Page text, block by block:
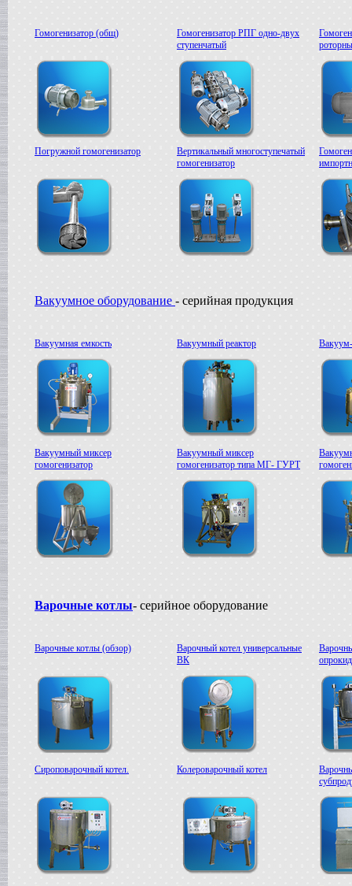
г. Александров
в г.Камышин
Вакуумный реактор
в г.Белгород
Гомогенизатор (общ)
Гомогенизатор РПГ одно-двух
ступенчатый
Погружной гомогенизатор
Вертикальный многоступечатый
гомогенизатор
Вакуумное оборудование - серийная продукция
Вакуумная емкость Вакуумный реактор
Вакуумный миксер
гомогенизатор
Вакуумный миксер
гомогенизатор типа МГ- ГУРТ
Варочные котлы- серийное оборудование
Варочные котлы (обзор)
Варочный котел универсальные
ВК
Сироповарочный котел. Колероварочный котел